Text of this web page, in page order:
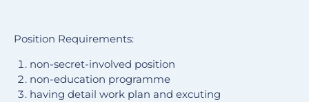
Position Requirements:
non-secret-involved position
non-education programme
having detail work plan and excuting